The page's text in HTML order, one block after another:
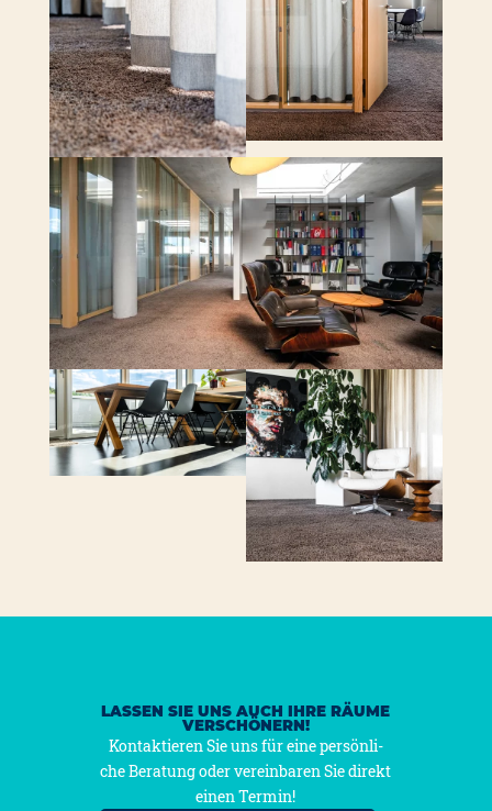
LASSEN SIE UNS AUCH IHRE RÄUME
VERSCHÖNERN!
Kon­tak­tie­ren Sie uns für eine per­sön­li­
che Bera­tung oder ver­ein­ba­ren Sie direkt
einen Ter­min!